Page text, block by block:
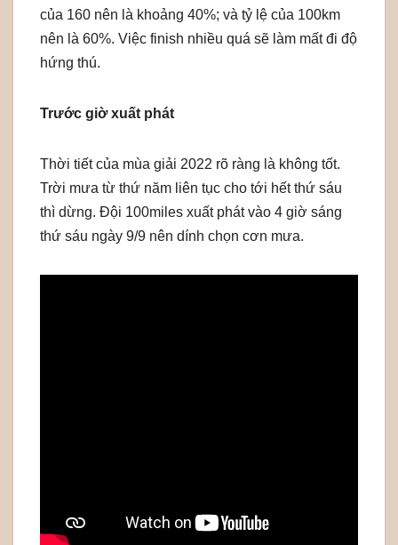
của 160 nên là khoảng 40%; và tỷ lệ của 100km
nên là 60%. Việc finish nhiều quá sẽ làm mất đi độ
hứng thú.
Trước giờ xuất phát
Thời tiết của mùa giải 2022 rõ ràng là không tốt.
Trời mưa từ thứ năm liên tục cho tới hết thứ sáu
thì dừng. Đội 100miles xuất phát vào 4 giờ sáng
thứ sáu ngày 9/9 nên dính chọn cơn mưa.